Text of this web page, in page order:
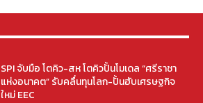
SPI จับมือ โตคิว-สห โตคิวปั้นโมเดล “ศรีราชา
แห่งอนาคต” รับคลื่นทุนโลก-ปั้นฮับเศรษฐกิจ
ใหม่ EEC